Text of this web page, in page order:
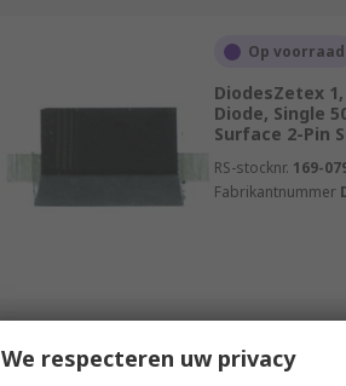
Op voorraad
DiodesZetex
Diode, Single
Surface 2-Pin
RS-stocknr. 169-
Fabrikantnummer
Op voorraad
We respecteren uw privacy